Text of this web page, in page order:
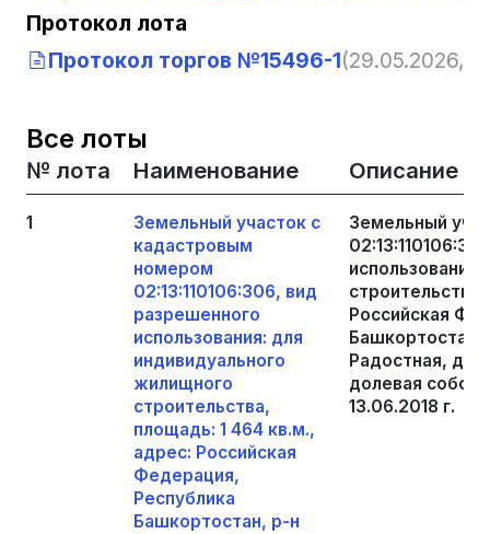
Протокол лота
Протокол торгов №15496-1(29.05.2026,
Все лоты
№ лота Наименование Описание
1
Земельный участок с
кадастровым
номером
02:13:110106:306, вид
разрешенного
использования: для
индивидуального
жилищного
строительства,
площадь: 1 464 кв.м.,
адрес: Российская
Федерация,
Республика
Башкортостан, р-н
Земельный
Российская
Башкортостан,
Радостная, д
долевая
13.06.2018 г.